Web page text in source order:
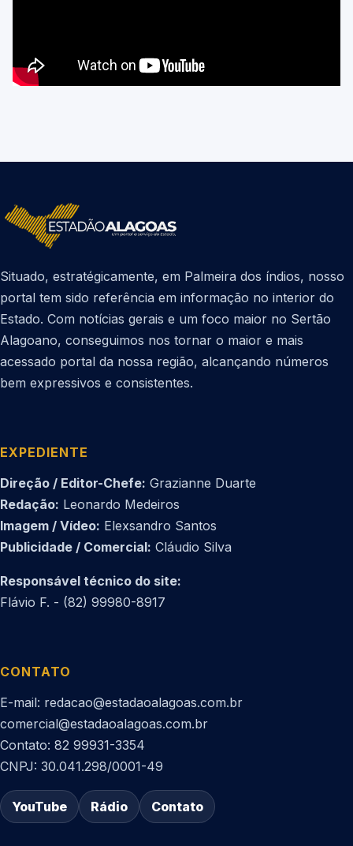
Situado, estratégicamente, em Palmeira dos índios, nosso
portal tem sido referência em informação no interior do
Estado. Com notícias gerais e um foco maior no Sertão
Alagoano, conseguimos nos tornar o maior e mais
acessado portal da nossa região, alcançando números
bem expressivos e consistentes.
EXPEDIENTE
Direção / Editor-Chefe: Grazianne Duarte
Redação: Leonardo Medeiros
Imagem / Vídeo: Elexsandro Santos
Publicidade / Comercial: Cláudio Silva
Responsável técnico do site:
Flávio F. - (82) 99980-8917
CONTATO
E-mail: redacao@estadaoalagoas.com.br
comercial@estadaoalagoas.com.br
Contato: 82 99931-3354
CNPJ: 30.041.298/0001-49
YouTube Rádio Contato